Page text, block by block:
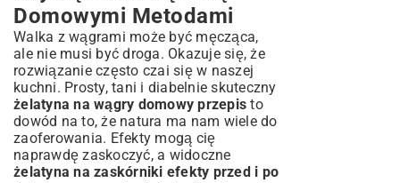
Domowymi Metodami
Walka z wągrami może być męcząca,
ale nie musi być droga. Okazuje się, że
rozwiązanie często czai się w naszej
kuchni. Prosty, tani i diabelnie skuteczny
żelatyna na wągry domowy przepis to
dowód na to, że natura ma nam wiele do
zaoferowania. Efekty mogą cię
naprawdę zaskoczyć, a widoczne
żelatyna na zaskórniki efekty przed i po